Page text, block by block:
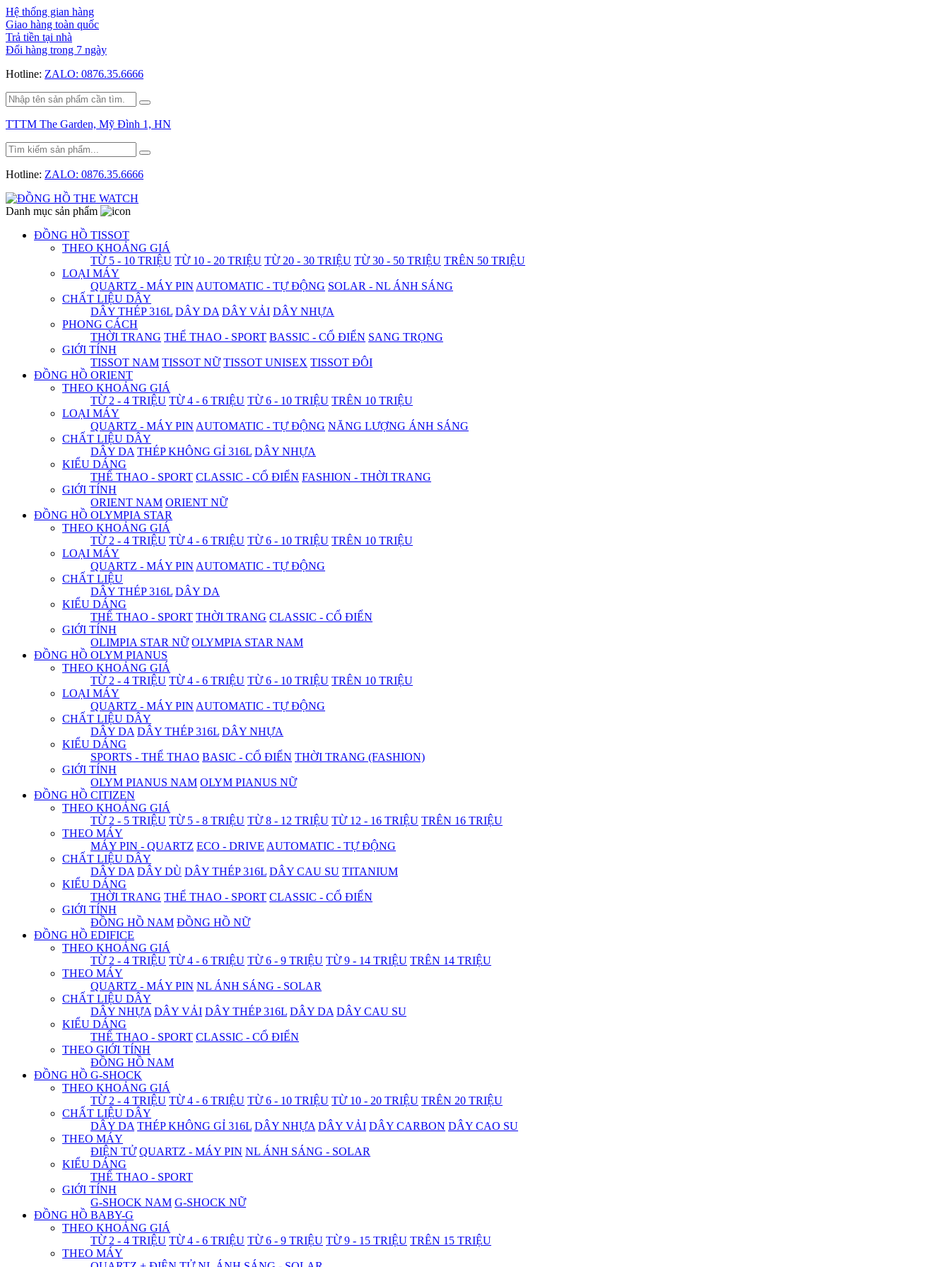
Hệ thống gian hàng
Giao hàng toàn quốc
Trả tiền tại nhà
Đổi hàng trong 7 ngày
Hotline: ZALO: 0876.35.6666
TTTM The Garden, Mỹ Đình 1, HN
Hotline: ZALO: 0876.35.6666
Danh mục sản phẩm
ĐỒNG HỒ TISSOT
THEO KHOẢNG GIÁ
TỪ 5 - 10 TRIỆU TỪ 10 - 20 TRIỆU TỪ 20 - 30 TRIỆU TỪ 30 - 50 TRIỆU TRÊN 50 TRIỆU
LOẠI MÁY
QUARTZ - MÁY PIN AUTOMATIC - TỰ ĐỘNG SOLAR - NL ÁNH SÁNG
CHẤT LIỆU DÂY
DÂY THÉP 316L DÂY DA DÂY VẢI DÂY NHỰA
PHONG CÁCH
THỜI TRANG THỂ THAO - SPORT BASSIC - CỔ ĐIỂN SANG TRỌNG
GIỚI TÍNH
TISSOT NAM TISSOT NỮ TISSOT UNISEX TISSOT ĐÔI
ĐỒNG HỒ ORIENT
THEO KHOẢNG GIÁ
TỪ 2 - 4 TRIỆU TỪ 4 - 6 TRIỆU TỪ 6 - 10 TRIỆU TRÊN 10 TRIỆU
LOẠI MÁY
QUARTZ - MÁY PIN AUTOMATIC - TỰ ĐỘNG NĂNG LƯỢNG ÁNH SÁNG
CHẤT LIỆU DÂY
DÂY DA THÉP KHÔNG GỈ 316L DÂY NHỰA
KIỂU DÁNG
THỂ THAO - SPORT CLASSIC - CỔ ĐIỂN FASHION - THỜI TRANG
GIỚI TÍNH
ORIENT NAM ORIENT NỮ
ĐỒNG HỒ OLYMPIA STAR
THEO KHOẢNG GIÁ
TỪ 2 - 4 TRIỆU TỪ 4 - 6 TRIỆU TỪ 6 - 10 TRIỆU TRÊN 10 TRIỆU
LOẠI MÁY
QUARTZ - MÁY PIN AUTOMATIC - TỰ ĐỘNG
CHẤT LIỆU
DÂY THÉP 316L DÂY DA
KIỂU DÁNG
THỂ THAO - SPORT THỜI TRANG CLASSIC - CỔ ĐIỂN
GIỚI TÍNH
OLIMPIA STAR NỮ OLYMPIA STAR NAM
ĐỒNG HỒ OLYM PIANUS
THEO KHOẢNG GIÁ
TỪ 2 - 4 TRIỆU TỪ 4 - 6 TRIỆU TỪ 6 - 10 TRIỆU TRÊN 10 TRIỆU
LOẠI MÁY
QUARTZ - MÁY PIN AUTOMATIC - TỰ ĐỘNG
CHẤT LIỆU DÂY
DÂY DA DÂY THÉP 316L DÂY NHỰA
KIỂU DÁNG
SPORTS - THỂ THAO BASIC - CỔ ĐIỂN THỜI TRANG (FASHION)
GIỚI TÍNH
OLYM PIANUS NAM OLYM PIANUS NỮ
ĐỒNG HỒ CITIZEN
THEO KHOẢNG GIÁ
TỪ 2 - 5 TRIỆU TỪ 5 - 8 TRIỆU TỪ 8 - 12 TRIỆU TỪ 12 - 16 TRIỆU TRÊN 16 TRIỆU
THEO MÁY
MÁY PIN - QUARTZ ECO - DRIVE AUTOMATIC - TỰ ĐỘNG
CHẤT LIỆU DÂY
DÂY DA DÂY DÙ DÂY THÉP 316L DÂY CAU SU TITANIUM
KIỂU DÁNG
THỜI TRANG THỂ THAO - SPORT CLASSIC - CỔ ĐIỂN
GIỚI TÍNH
ĐỒNG HỒ NAM ĐỒNG HỒ NỮ
ĐỒNG HỒ EDIFICE
THEO KHOẢNG GIÁ
TỪ 2 - 4 TRIỆU TỪ 4 - 6 TRIỆU TỪ 6 - 9 TRIỆU TỪ 9 - 14 TRIỆU TRÊN 14 TRIỆU
THEO MÁY
QUARTZ - MÁY PIN NL ÁNH SÁNG - SOLAR
CHẤT LIỆU DÂY
DÂY NHỰA DÂY VẢI DÂY THÉP 316L DÂY DA DÂY CAU SU
KIỂU DÁNG
THỂ THAO - SPORT CLASSIC - CỔ ĐIỂN
THEO GIỚI TÍNH
ĐỒNG HỒ NAM
ĐỒNG HỒ G-SHOCK
THEO KHOẢNG GIÁ
TỪ 2 - 4 TRIỆU TỪ 4 - 6 TRIỆU TỪ 6 - 10 TRIỆU TỪ 10 - 20 TRIỆU TRÊN 20 TRIỆU
CHẤT LIỆU DÂY
DÂY DA THÉP KHÔNG GỈ 316L DÂY NHỰA DÂY VẢI DÂY CARBON DÂY CAO SU
THEO MÁY
ĐIỆN TỬ QUARTZ - MÁY PIN NL ÁNH SÁNG - SOLAR
KIỂU DÁNG
THỂ THAO - SPORT
GIỚI TÍNH
G-SHOCK NAM G-SHOCK NỮ
ĐỒNG HỒ BABY-G
THEO KHOẢNG GIÁ
TỪ 2 - 4 TRIỆU TỪ 4 - 6 TRIỆU TỪ 6 - 9 TRIỆU TỪ 9 - 15 TRIỆU TRÊN 15 TRIỆU
THEO MÁY